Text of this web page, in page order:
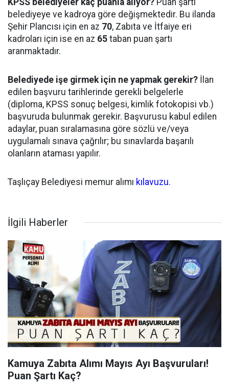
KPSS belediyeler kaç puanla alıyor? Puan şartı
belediyeye ve kadroya göre değişmektedir. Bu ilanda
Şehir Plancısı için en az 70, Zabıta ve İtfaiye eri
kadroları için ise en az 65 taban puan şartı
aranmaktadır.
Belediyede işe girmek için ne yapmak gerekir? İlan
edilen başvuru tarihlerinde gerekli belgelerle
(diploma, KPSS sonuç belgesi, kimlik fotokopisi vb.)
başvuruda bulunmak gerekir. Başvurusu kabul edilen
adaylar, puan sıralamasına göre sözlü ve/veya
uygulamalı sınava çağrılır; bu sınavlarda başarılı
olanların ataması yapılır.
Taşlıçay Belediyesi memur alımı kılavuzu.
İlgili Haberler
Kamuya Zabıta Alımı Mayıs Ayı Başvuruları!
Puan Şartı Kaç?